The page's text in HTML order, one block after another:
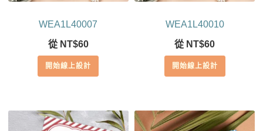
WEA1L40007
從 NT$60
開始線上設計
WEA1L40010
從 NT$60
開始線上設計